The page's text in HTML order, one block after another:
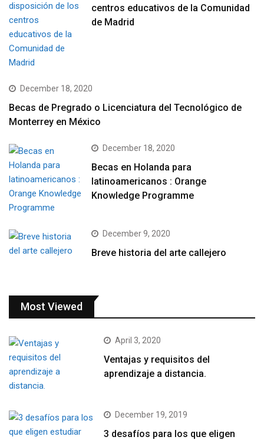
centros educativos de la Comunidad
de Madrid
December 18, 2020
Becas de Pregrado o Licenciatura del Tecnológico de
Monterrey en México
December 18, 2020
Becas en Holanda para
latinoamericanos : Orange
Knowledge Programme
December 9, 2020
Breve historia del arte callejero
Most Viewed
April 3, 2020
Ventajas y requisitos del
aprendizaje a distancia.
December 19, 2019
3 desafíos para los que eligen